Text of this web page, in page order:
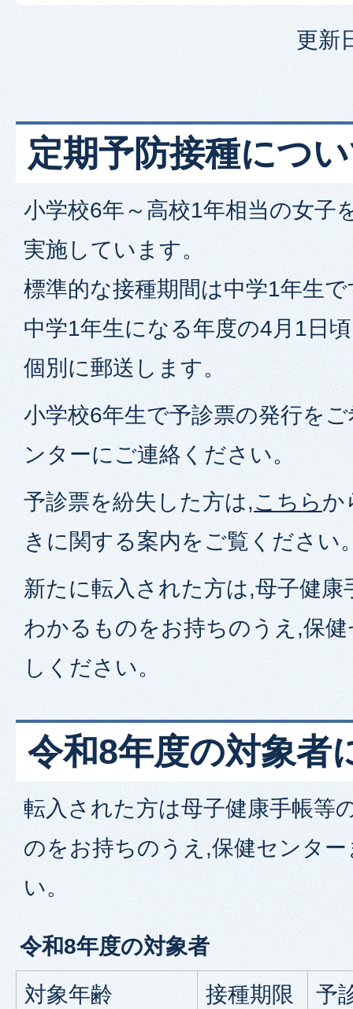
更新
定期予防接種につ
小学校6年～高校1年相当の女子
実施しています。
標準的な接種期間は中学1年生
中学1年生になる年度の4月1日
個別に郵送します。
小学校6年生で予診票の発行を
ンターにご連絡ください。
予診票を紛失した方は,こちらか
きに関する案内をご覧ください
新たに転入された方は,母子健康
わかるものをお持ちのうえ,保
しください。
令和8年度の対象者
転入された方は母子健康手帳等
のをお持ちのうえ,保健センタ
い。
令和8年度の対象者
対象年齢
接種期限 予